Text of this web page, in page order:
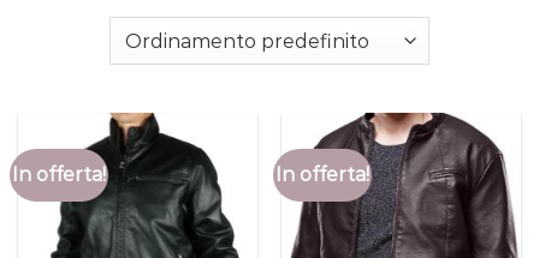
In offerta! In offerta!